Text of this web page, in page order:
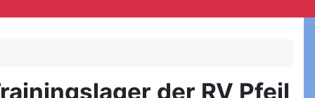
der RV Pfeil